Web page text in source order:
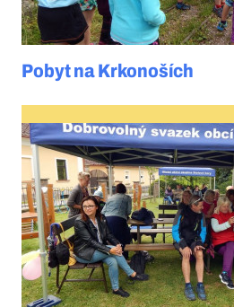
Pobyt na Krkonoších